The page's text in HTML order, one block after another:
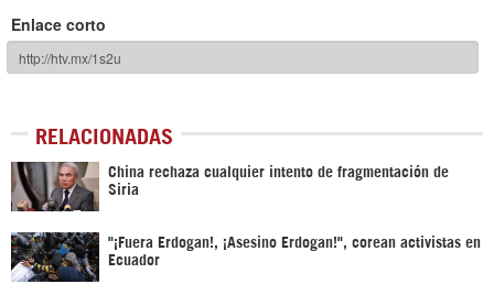
Enlace corto
RELACIONADAS
China rechaza cualquier intento de fragmentación de
Siria
"¡Fuera Erdogan!, ¡Asesino Erdogan!", corean activistas en
Ecuador